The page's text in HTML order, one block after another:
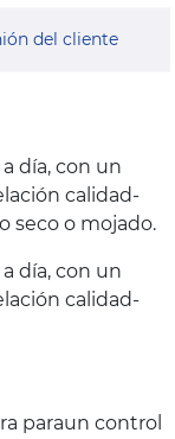
del cliente
día, con un
calidad-
seco o mojado.
día, con un
calidad-
paraun control